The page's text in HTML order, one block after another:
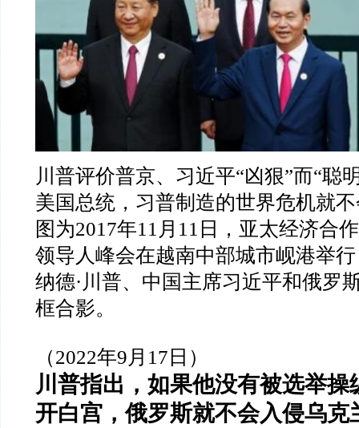
川普评价普京、习近平“凶狠”而“聪
美国总统，习普制造的世界危机就
图为2017年11 月 11 日，亚太经济合
领导人峰会在越南中部城市岘港举
纳德· 川普、中国主席习近平和俄罗
框合影。
（2022年9 月 17 日）
川普指出，如果他没有被选举操
开白宫，俄罗斯就不会入侵乌克